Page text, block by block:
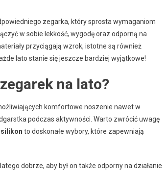
zegarka, który sprosta wymaganiom
w sobie lekkość, wygodę oraz odporną na
przyciągają wzrok, istotne są również
lato stanie się jeszcze bardziej wyjątkowe!
na lato?
komfortowe noszenie nawet w
podczas aktywności. Warto zwrócić uwagę
silikon to doskonałe wybory, które zapewniają
dobrze, aby był on także odporny na działanie